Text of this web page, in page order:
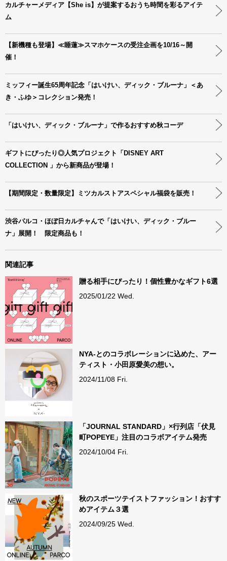
カルチャーメディア【She is】が提案するおうち時間を彩るアイテ
ム
【新機種も登場】≪睡蓮≫スマホケースの受注企画を10/16～開
催！
ミッフィー誕生65周年記念「はいけい、ディック・ブルーナ」＜あ
き・ふゆ＞コレクション発売！
「はいけい、ディック・ブルーナ」で作るおすすめ秋コーデ
ギフトにぴったり◎人気プロジェクト「DISNEY ART
COLLECTION 」から新商品が登場！
【期間限定・数量限定】ミツカルストアスペシャル福袋を販売！
渋谷パルコ・ほぼ日カルチャんで「はいけい、ディック・ブルー
ナ」展開！ 限定商品も！
関連記事
贈る相手にぴったり！個性豊かなギフト6選
2025/01/22 Wed.
NYA-とのコラボレーションに込めた、アー
ティスト・小田原愛美の想い。
2024/11/08 Fri.
「JOURNAL STANDARD」×行列店「伏見
町POPEYE」注目のコラボアイテム発売
2024/10/04 Fri.
秋のスポーツテイストファッション！おすす
めアイテム３選
2024/09/25 Wed.